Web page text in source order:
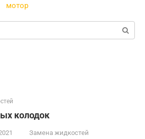
мотор
колодок
Замена жидкостей